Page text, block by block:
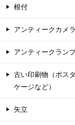
根付
アンティークカメラ
アンティークラン
古い印刷物（ポス
ケージなど）
矢立